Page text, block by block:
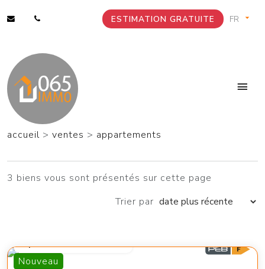
ESTIMATION GRATUITE
accueil > ventes > appartements
3 biens vous sont présentés sur cette page
Trier par
Nouveau